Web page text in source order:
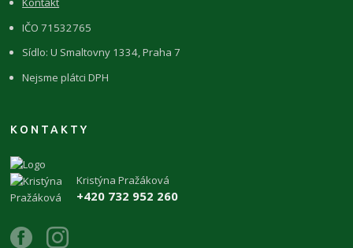
IČO 71532765
Sídlo: U Smaltovny 1334, Praha 7
Nejsme plátci DPH
KONTAKTY
Kristýna Pražáková
+420 732 952 260